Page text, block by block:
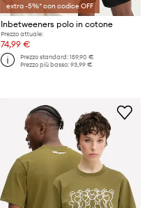
extra -5%* con codice OFF
Inbetweeners polo in cotone
Prezzo attuale:
74,99 €
Prezzo standard:159,90 €
Prezzo più basso:93,99 €